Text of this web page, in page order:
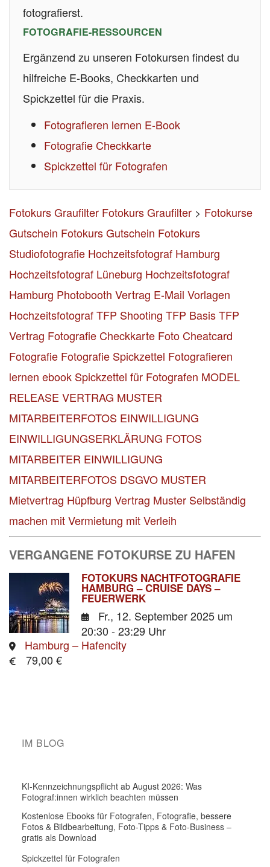
fotografierst.
FOTOGRAFIE-RESSOURCEN
Ergänzend zu unseren Fotokursen findest du
hilfreiche E-Books, Checkkarten und
Spickzettel für die Praxis.
Fotografieren lernen E-Book
Fotografie Checkkarte
Spickzettel für Fotografen
Fotokurs Graufilter Fotokurs Graufilter > Fotokurse
Gutschein Fotokurs Gutschein Fotokurs
Studiofotografie Hochzeitsfotograf Hamburg
Hochzeitsfotograf Lüneburg Hochzeitsfotograf
Hamburg Photobooth Vertrag E-Mail Vorlagen
HochzeitsfotografTFP Shooting TFP BasisTFP
Vertrag Fotografie Checkkarte Foto Cheatcard
Fotografie Fotografie Spickzettel Fotografieren
lernen ebook Spickzettel für Fotografen MODEL
RELEASE VERTRAG MUSTER
MITARBEITERFOTOS EINWILLIGUNG
EINWILLIGUNGSERKLÄRUNG FOTOS
MITARBEITER EINWILLIGUNG
MITARBEITERFOTOS DSGVO MUSTER
Mietvertrag Hüpfburg Vertrag Muster Selbständig
machen mit Vermietung mit Verleih
VERGANGENE FOTOKURSE ZU HAFEN
FOTOKURS NACHTFOTOGRAFIE
HAMBURG – CRUISE DAYS –
FEUERWERK
Fr., 12. September 2025 um
20:30 - 23:29 Uhr
Hamburg – Hafencity
79,00 €
IM BLOG
KI-Kennzeichnungspflicht ab August 2026: Was
Fotograf:innen wirklich beachten müssen
Kostenlose Ebooks für Fotografen, Fotografie, bessere
Fotos & Bildbearbeitung, Foto-Tipps & Foto-Business –
gratis als Download
Spickzettel für Fotografen